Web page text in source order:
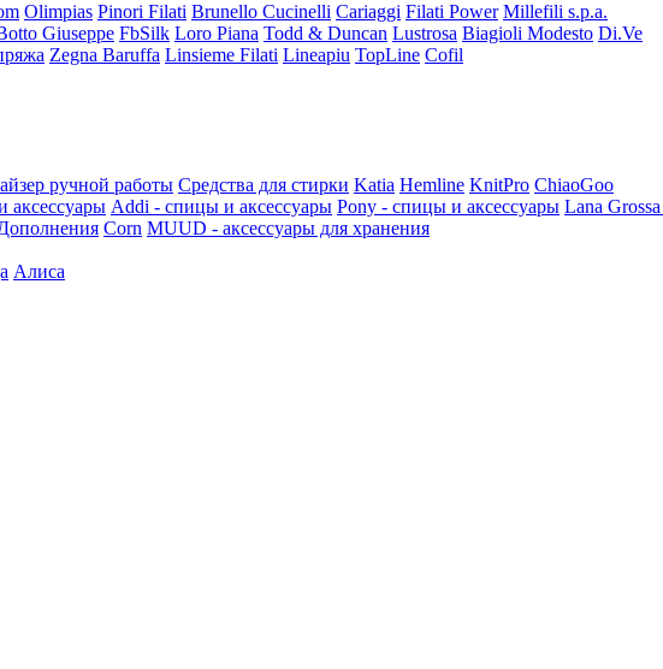
Olimpias Pinori Filati Brunello Cucinelli Cariaggi Filati Power Millefili s.p.a.
Giuseppe FbSilk Loro Piana Todd & Duncan Lustrosa Biagioli Modesto Di.Ve
Zegna Baruffa Linsieme Filati Lineapiu TopLine Cofil
ручной работы Средства для стирки Katia Hemline KnitPro ChiaoGoo
аксессуары Addi - спицы и аксессуары Pony - спицы и аксессуары Lana
Corn MUUD - аксессуары для хранения
Алиса